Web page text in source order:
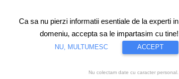
Motorsport Proiecte speciale Video
Ca sa nu pierzi informatii esentiale de la experti in
domeniu, accepta sa le impartasim cu tine!
NU, MULTUMESC ACCEPT
Nu colectam date cu caracter personal.